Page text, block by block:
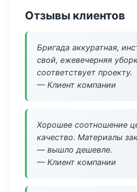
Отзывы клиентов
Бригада аккуратная,
свой, ежевечерняя
соответствует проекту.
— Клиент компании
Хорошее соотношение
качество. Материалы
— вышло дешевле.
— Клиент компании